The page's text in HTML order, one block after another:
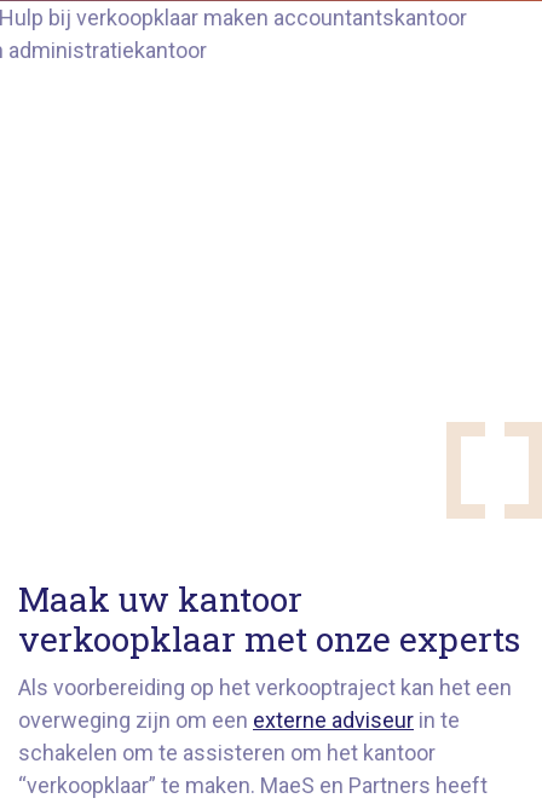
Maak uw kantoor
verkoopklaar met onze experts
Als voorbereiding op het verkooptraject kan het een
overweging zijn om een externe adviseur in te
schakelen om te assisteren om het kantoor
“verkoopklaar” te maken. MaeS en Partners heeft